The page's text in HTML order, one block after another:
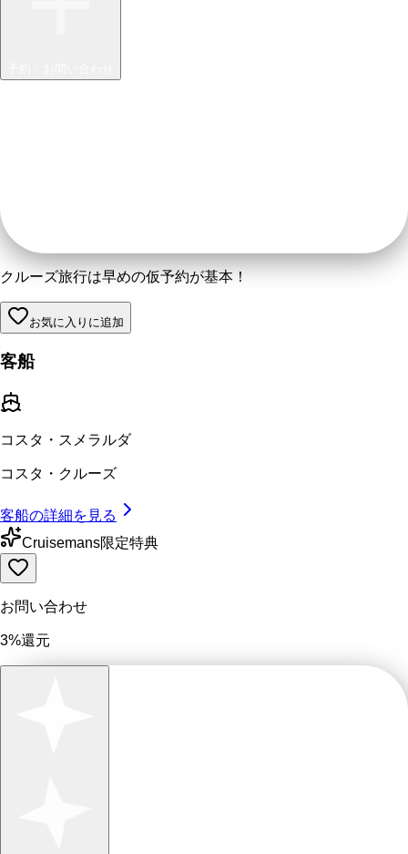
クルーズ旅行は早めの仮予約が基本！
お気に入りに追加
客船
コスタ・スメラルダ
コスタ・クルーズ
客船の詳細を見る
Cruisemans限定特典
お問い合わせ
3%還元